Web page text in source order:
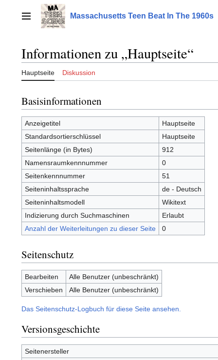
springenHauptmenü Massachusetts Teen Beat In The 1960s
Informationen zu „Hauptseite“
Hauptseite Diskussion
Basisinformationen
Anzeigetitel
Hauptseite
Standardsortierschlüssel
Hauptseite
Seitenlänge (in Bytes)
912
Namensraumkennnummer
0
Seitenkennnummer
51
Seiteninhaltssprache
de - Deutsch
Seiteninhaltsmodell
Wikitext
Indizierung durch Suchmaschinen
Erlaubt
Anzahl der Weiterleitungen zu dieser Seite
0
Seitenschutz
Bearbeiten
Alle Benutzer (unbeschränkt)
Verschieben
Alle Benutzer (unbeschränkt)
Das Seitenschutz-Logbuch für diese Seite ansehen.
Versionsgeschichte
Seitenersteller